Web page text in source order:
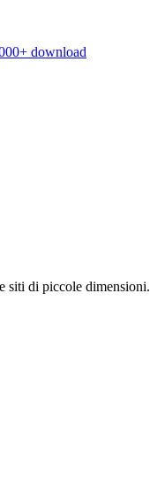
download
siti di piccole dimensioni.